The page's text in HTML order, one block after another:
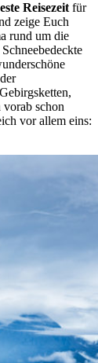
Reisezeit für
zeige Euch
rund um die
schon
vor allem eins: